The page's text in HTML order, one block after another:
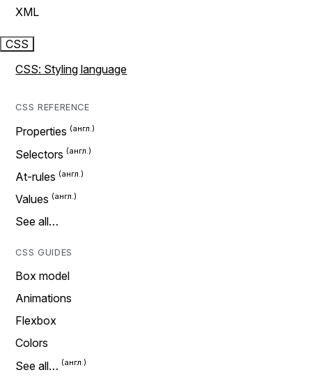
XML
CSS
CSS: Styling language
CSS REFERENCE
Properties
Selectors
At-rules
Values
See all…
CSS GUIDES
Box model
Animations
Flexbox
Colors
See all…